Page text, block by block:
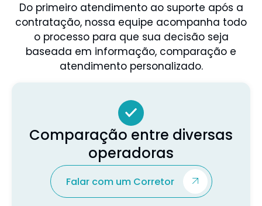
Do primeiro atendimento ao suporte após a
contratação, nossa equipe acompanha todo
o processo para que sua decisão seja
baseada em informação, comparação e
atendimento personalizado.
Comparação entre diversas
operadoras
Falar com um Corretor